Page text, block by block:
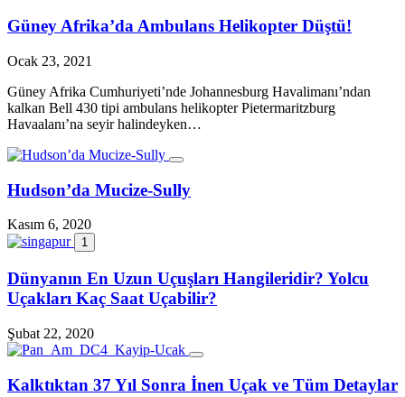
Güney Afrika’da Ambulans Helikopter Düştü!
Ocak 23, 2021
Güney Afrika Cumhuriyeti’nde Johannesburg Havalimanı’ndan
kalkan Bell 430 tipi ambulans helikopter Pietermaritzburg
Havaalanı’na seyir halindeyken…
Hudson’da Mucize-Sully
Kasım 6, 2020
1
Dünyanın En Uzun Uçuşları Hangileridir? Yolcu
Uçakları Kaç Saat Uçabilir?
Şubat 22, 2020
Kalktıktan 37 Yıl Sonra İnen Uçak ve Tüm Detaylar